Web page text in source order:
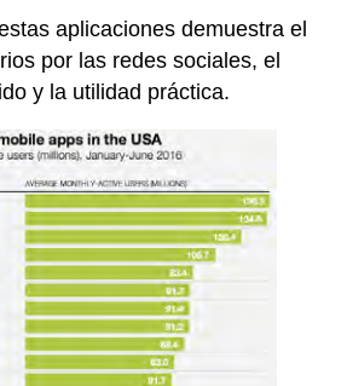
aplicaciones demuestra el
por las redes sociales, el
y la utilidad práctica.